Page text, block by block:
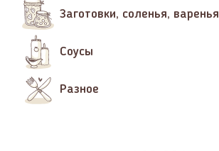
Заготовки, соленья, варенья
Соусы
Разное